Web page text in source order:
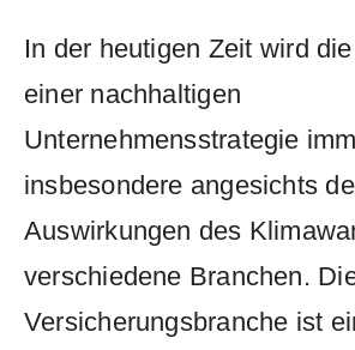
In ‌der heutigen Zeit ⁣wird
einer nachhaltigen
Unternehmensstrategie
insbesondere ‍angesichts‌
Auswirkungen ‌des
verschiedene Branchen.‍
Versicherungsbranche ⁤ist